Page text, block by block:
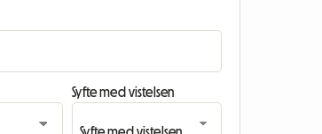
Syfte med vistelsen